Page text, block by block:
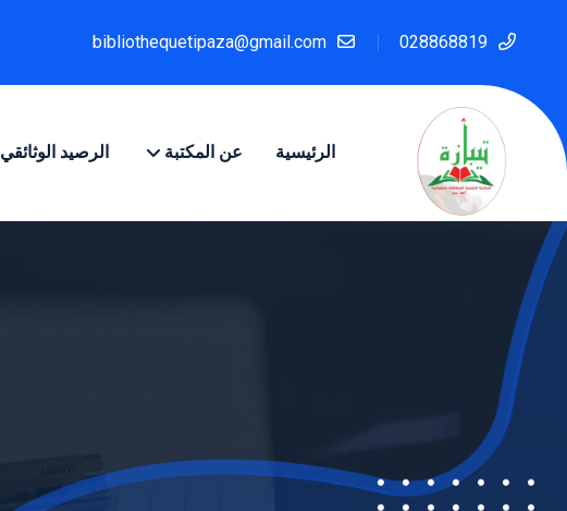
028868819
bibliothequetipaza@gmail.com
الرئيسية عن المكتبة الرصيد الوثائقي